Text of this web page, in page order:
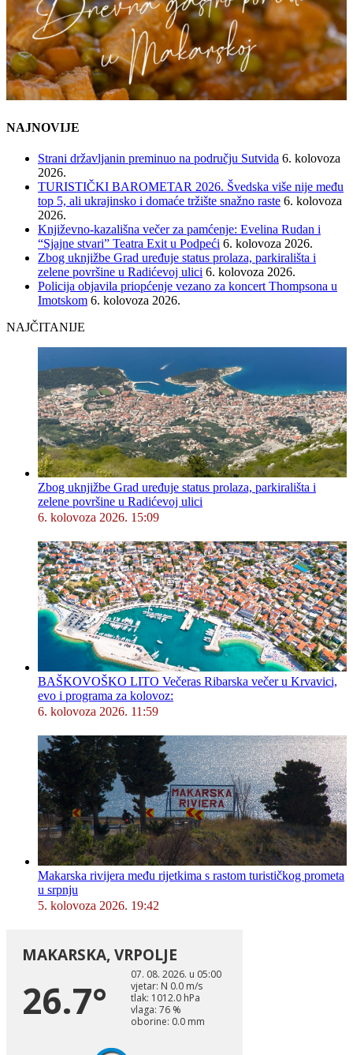
NAJNOVIJE
Strani državljanin preminuo na području Sutvida 6. kolovoza
2026.
TURISTIČKI BAROMETAR 2026. Švedska više nije među
top 5, ali ukrajinsko i domaće tržište snažno raste 6. kolovoza
2026.
Književno-kazališna večer za pamćenje: Evelina Rudan i
“Sjajne stvari” Teatra Exit u Podpeći 6. kolovoza 2026.
Zbog uknjižbe Grad uređuje status prolaza, parkirališta i
zelene površine u Radićevoj ulici 6. kolovoza 2026.
Policija objavila priopćenje vezano za koncert Thompsona u
Imotskom 6. kolovoza 2026.
NAJČITANIJE
Zbog uknjižbe Grad uređuje status prolaza, parkirališta i
zelene površine u Radićevoj ulici
6. kolovoza 2026. 15:09
BAŠKOVOŠKO LITO Večeras Ribarska večer u Krvavici,
evo i programa za kolovoz:
6. kolovoza 2026. 11:59
Makarska rivijera među rijetkima s rastom turističkog prometa
u srpnju
5. kolovoza 2026. 19:42